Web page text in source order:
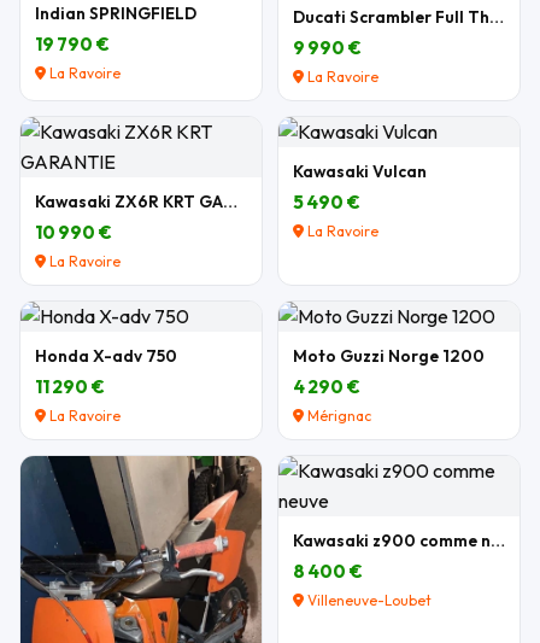
Indian SPRINGFIELD
19 790 €
La Ravoire
Ducati Scrambler Full Throttle 803 cm3
9 990 €
La Ravoire
Kawasaki ZX6R KRT GARANTIE
10 990 €
La Ravoire
Kawasaki Vulcan
5 490 €
La Ravoire
Honda X-adv 750
11 290 €
La Ravoire
Moto Guzzi Norge 1200
4 290 €
Mérignac
Kawasaki z900 comme neuve
8 400 €
Villeneuve-Loubet